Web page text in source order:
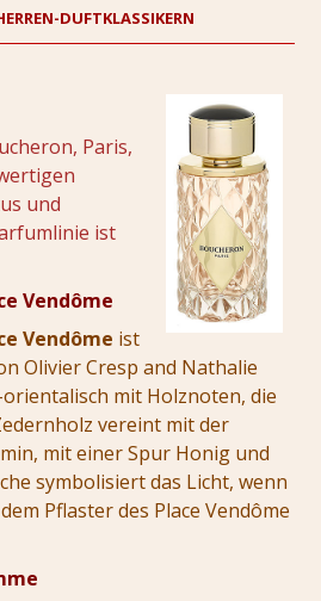
DUFTKLASSIKERN
Paris,
und
ist
Vendôme
Vendôme ist
Olivier Cresp and Nathalie
mit Holznoten, die
vereint mit der
mit einer Spur Honig und
symbolisiert das Licht, wenn
Pflaster des Place Vendôme